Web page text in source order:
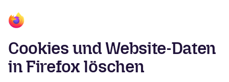
Cookies und Website-Daten
in Firefox löschen